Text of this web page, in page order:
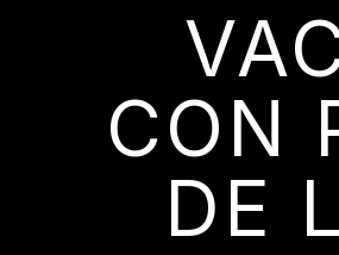
CON
DE